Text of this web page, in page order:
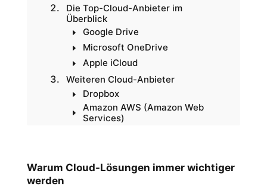
Die Top-Cloud-Anbieter im
Überblick
Google Drive
Microsoft OneDrive
Apple iCloud
Weiteren Cloud-Anbieter
Dropbox
Amazon AWS (Amazon Web
Services)
2. Kosteneinsparungen
Warum Cloud-Lösungen immer wichtiger
werden